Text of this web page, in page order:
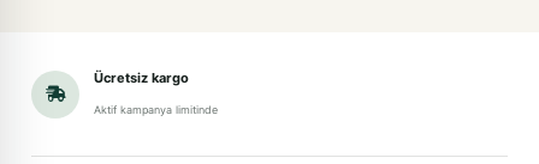
Ücretsiz kargo
Aktif kampanya limitinde